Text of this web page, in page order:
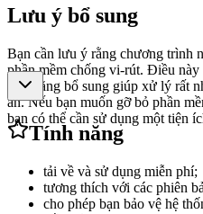
Lưu ý bổ sung
Bạn cần lưu ý rằng chương trình
phần mềm chống vi-rút. Điều
tính năng bổ sung giúp xử lý rất
ẩn. Nếu bạn muốn gỡ bỏ phần
bạn có thể cần sử dụng một tiện
Tính năng
tải về và sử dụng miễn phí;
tương thích với các phiên
cho phép bạn bảo vệ hệ